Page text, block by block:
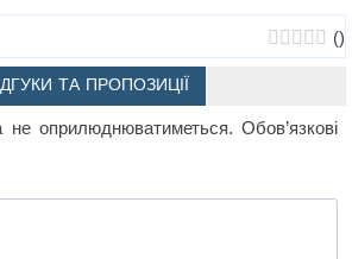
()
ТА ПРОПОЗИЦІЇ
оприлюднюватиметься. Обов’язкові